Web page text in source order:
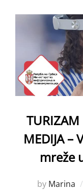
TURIZAM
MEDIJA
mreže
by Marina